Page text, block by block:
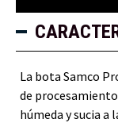
La bota Samco
de
húmeda y sucia a